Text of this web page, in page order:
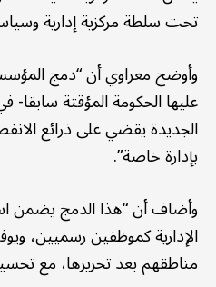
تحت سلطة مركزية إدارية
وأوضح معراوي أن “دمج
عليها الحكومة المؤقتة سابقا-
الجديدة يقضي على ذرائع
بإدارة خاصة”.
وأضاف أن “هذا الدمج يضمن
الإدارية كموظفين رسميين،
مناطقهم بعد تحريرها، مع